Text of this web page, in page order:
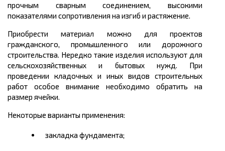
прочным сварным соединением, высокими
показателями сопротивления на изгиб и растяжение.
Приобрести материал можно для проектов
гражданского, промышленного или дорожного
строительства. Нередко такие изделия используют для
сельскохозяйственных и бытовых нужд. При
проведении кладочных и иных видов строительных
работ особое внимание необходимо обратить на
размер ячейки.
Некоторые варианты применения:
закладка фундамента;